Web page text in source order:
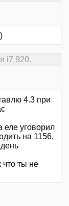
i7 920.
4.3 при
еле уговорил
на 1156,
что ты не